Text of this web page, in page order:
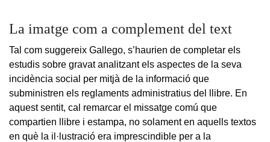
La imatge com a complement del text
Tal com suggereix Gallego, s’haurien de completar els
estudis sobre gravat analitzant els aspectes de la seva
incidència social per mitjà de la informació que
subministren els reglaments administratius del llibre. En
aquest sentit, cal remarcar el missatge comú que
compartien llibre i estampa, no solament en aquells textos
en què la il·lustració era imprescindible per a la